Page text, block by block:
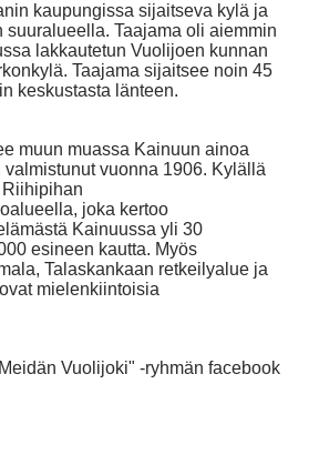
kaupungissa sijaitseva kylä ja
suuralueella. Taajama oli aiemmin
lakkautetun Vuolijoen kunnan
Taajama sijaitsee noin 45
keskustasta länteen.
muun muassa Kainuun ainoa
valmistunut vuonna 1906. Kylällä
joka kertoo
Kainuussa yli 30
esineen kautta. Myös
Talaskankaan retkeilyalue ja
mielenkiintoisia
Vuolijoki" -ryhmän facebook